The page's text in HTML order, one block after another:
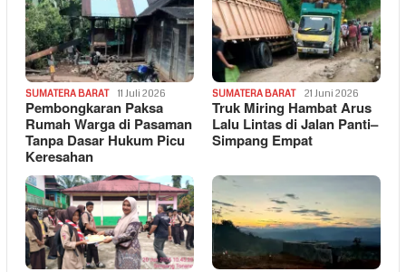
SUMATERA BARAT 11 Juli 2026
Pembongkaran Paksa
Rumah Warga di Pasaman
Tanpa Dasar Hukum Picu
Keresahan
SUMATERA BARAT 21 Juni 2026
Truk Miring Hambat Arus
Lalu Lintas di Jalan Panti–
Simpang Empat